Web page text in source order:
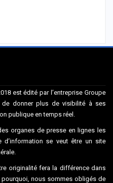
est édité par l’entreprise Groupe
de donner plus de visibilité à ses
publique en temps réel.
organes de presse en lignes les
se veut être un site
originalité fera la différence dans
pourquoi, nous sommes obligés de